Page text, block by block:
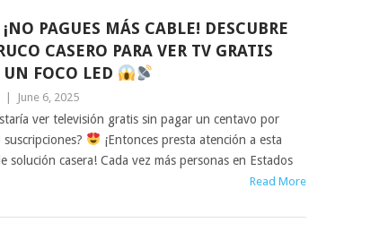
¡NO PAGUES MÁS CABLE! DESCUBRE
CASERO PARA VER TV GRATIS
FOCO LED
June 6, 2025
ver televisión gratis sin pagar un centavo por
suscripciones?
¡Entonces presta atención a esta
solución casera! Cada vez más personas en Estados
Read More